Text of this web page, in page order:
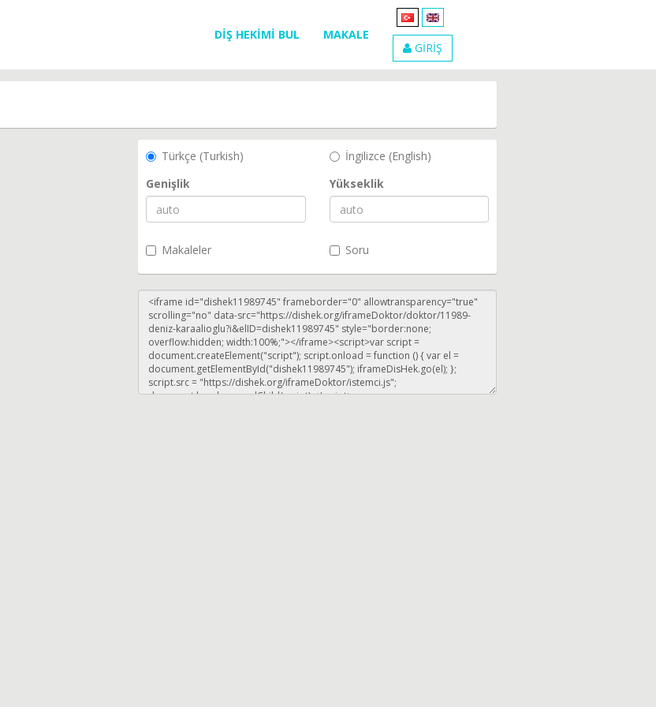
GİRİŞ
DİŞ HEKİMİ BUL MAKALE
Türkçe (Turkish)
İngilizce (English)
Genişlik
Yükseklik
Makaleler Soru